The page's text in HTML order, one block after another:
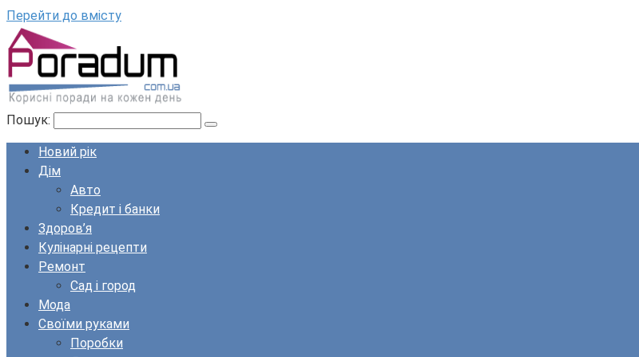
Перейти до вмісту
Пошук:
Новий рік
Дім
Авто
Кредит і банки
Здоров’я
Кулінарні рецепти
Ремонт
Сад і город
Мода
Своїми руками
Поробки